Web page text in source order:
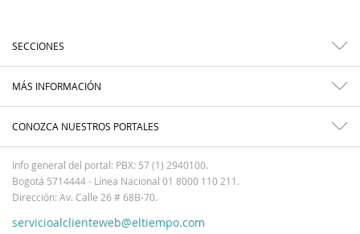
SECCIONES
MÁS INFORMACIÓN
CONOZCA NUESTROS PORTALES
Info general del portal: PBX: 57 (1) 2940100.
Bogotá 5714444 - Línea Nacional 01 8000 110 211.
Dirección: Av. Calle 26 # 68B-70.
servicioalclienteweb@eltiempo.com